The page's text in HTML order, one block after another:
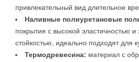
привлекательный вид длительное
Наливные полиуретановые
покрытия с высокой эластичностью и
стойкостью, идеально подходят для
Термодревесина: материал с